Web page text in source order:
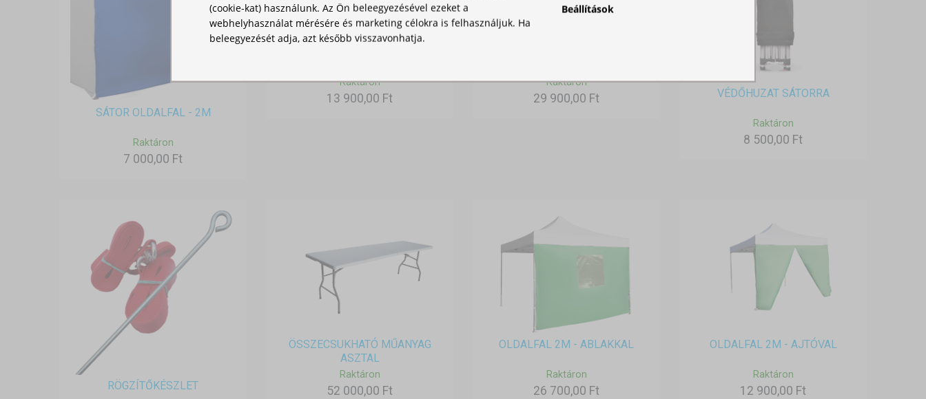
SÁTOR OLDALFAL - 2M
Raktáron
7 000,00 Ft
Raktáron
13 900,00 Ft
Raktáron
29 900,00 Ft VÉDŐHUZAT SÁTORRA
Raktáron
8 500,00 Ft
RÖGZÍTŐKÉSZLET
ÖSSZECSUKHATÓ MŰANYAG
ASZTAL
Raktáron
52 000,00 Ft
OLDALFAL 2M - ABLAKKAL
Raktáron
26 700,00 Ft
OLDALFAL 2M - AJTÓVAL
Raktáron
12 900,00 Ft
(cookie-kat) használunk. Az Ön beleegyezésével ezeket a
webhelyhasználat mérésére és marketing célokra is felhasználjuk. Ha
beleegyezését adja, azt később visszavonhatja.
Beállítások